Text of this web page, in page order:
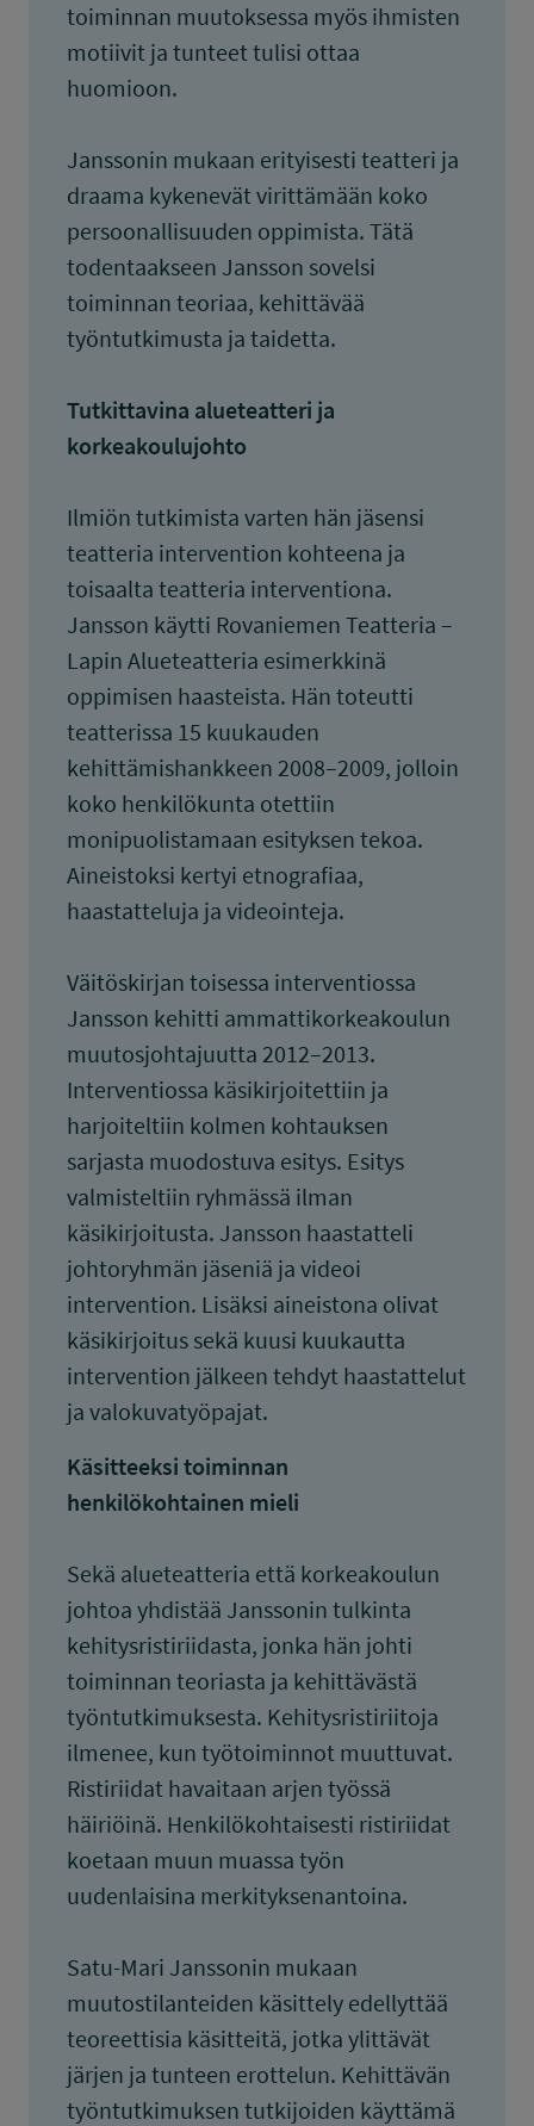
toiminnan muutoksessa myös ihmisten
motiivit ja tunteet tulisi ottaa
huomioon.
Janssonin mukaan erityisesti teatteri ja
draama kykenevät virittämään koko
persoonallisuuden oppimista. Tätä
todentaakseen Jansson sovelsi
toiminnan teoriaa, kehittävää
työntutkimusta ja taidetta.
Tutkittavina alueteatteri ja
korkeakoulujohto
Ilmiön tutkimista varten hän jäsensi
teatteria intervention kohteena ja
toisaalta teatteria interventiona.
Jansson käytti Rovaniemen Teatteria –
Lapin Alueteatteria esimerkkinä
oppimisen haasteista. Hän toteutti
teatterissa 15 kuukauden
kehittämishankkeen 2008–2009, jolloin
koko henkilökunta otettiin
monipuolistamaan esityksen tekoa.
Aineistoksi kertyi etnografiaa,
haastatteluja ja videointeja.
Väitöskirjan toisessa interventiossa
Jansson kehitti ammattikorkeakoulun
muutosjohtajuutta 2012–2013.
Interventiossa käsikirjoitettiin ja
harjoiteltiin kolmen kohtauksen
sarjasta muodostuva esitys. Esitys
valmisteltiin ryhmässä ilman
käsikirjoitusta. Jansson haastatteli
johtoryhmän jäseniä ja videoi
intervention. Lisäksi aineistona olivat
käsikirjoitus sekä kuusi kuukautta
intervention jälkeen tehdyt haastattelut
ja valokuvatyöpajat.
Käsitteeksi toiminnan
henkilökohtainen mieli
Sekä alueteatteria että korkeakoulun
johtoa yhdistää Janssonin tulkinta
kehitysristiriidasta, jonka hän johti
toiminnan teoriasta ja kehittävästä
työntutkimuksesta. Kehitysristiriitoja
ilmenee, kun työtoiminnot muuttuvat.
Ristiriidat havaitaan arjen työssä
häiriöinä. Henkilökohtaisesti ristiriidat
koetaan muun muassa työn
uudenlaisina merkityksenantoina.
Satu-Mari Janssonin mukaan
muutostilanteiden käsittely edellyttää
teoreettisia käsitteitä, jotka ylittävät
järjen ja tunteen erottelun. Kehittävän
työntutkimuksen tutkijoiden käyttämä